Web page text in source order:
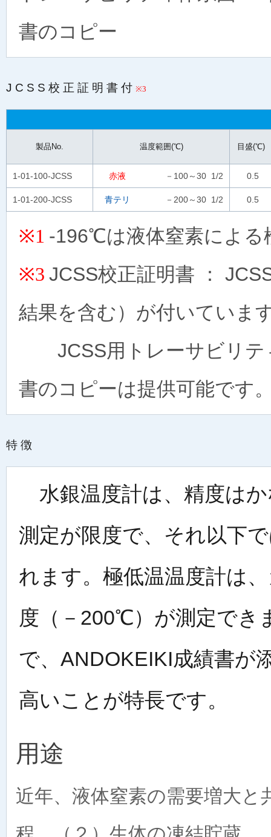
書のコピー
JCSS校正証明書付 ※3
製品No. 温度範囲(℃) 目盛(℃)
1-01-100-JCSS 赤液 －100～30 1/2 0.5
1-01-200-JCSS 青テリ －200～30 1/2 0.5
※1 -196℃は液体窒素による
※3 JCSS校正証明書 ：
結果を含む）が付いていま
JCSS用トレーサビリテ
書のコピーは提供可能です
特徴
水銀温度計は、精度は
測定が限度で、それ以下
れます。極低温温度計は
度（－200℃）が測定でき
で、ANDOKEIKI成績書が
高いことが特長です。
用途
近年、液体窒素の需要増大と